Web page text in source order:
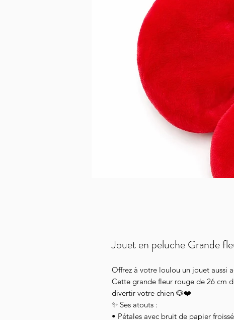
Jouet en peluche Grande
Offrez à votre loulou un jouet aussi
Cette grande fleur rouge de 26 cm
divertir votre chien 🐶❤️
✨ Ses atouts :
• Pétales avec bruit de papier froissé